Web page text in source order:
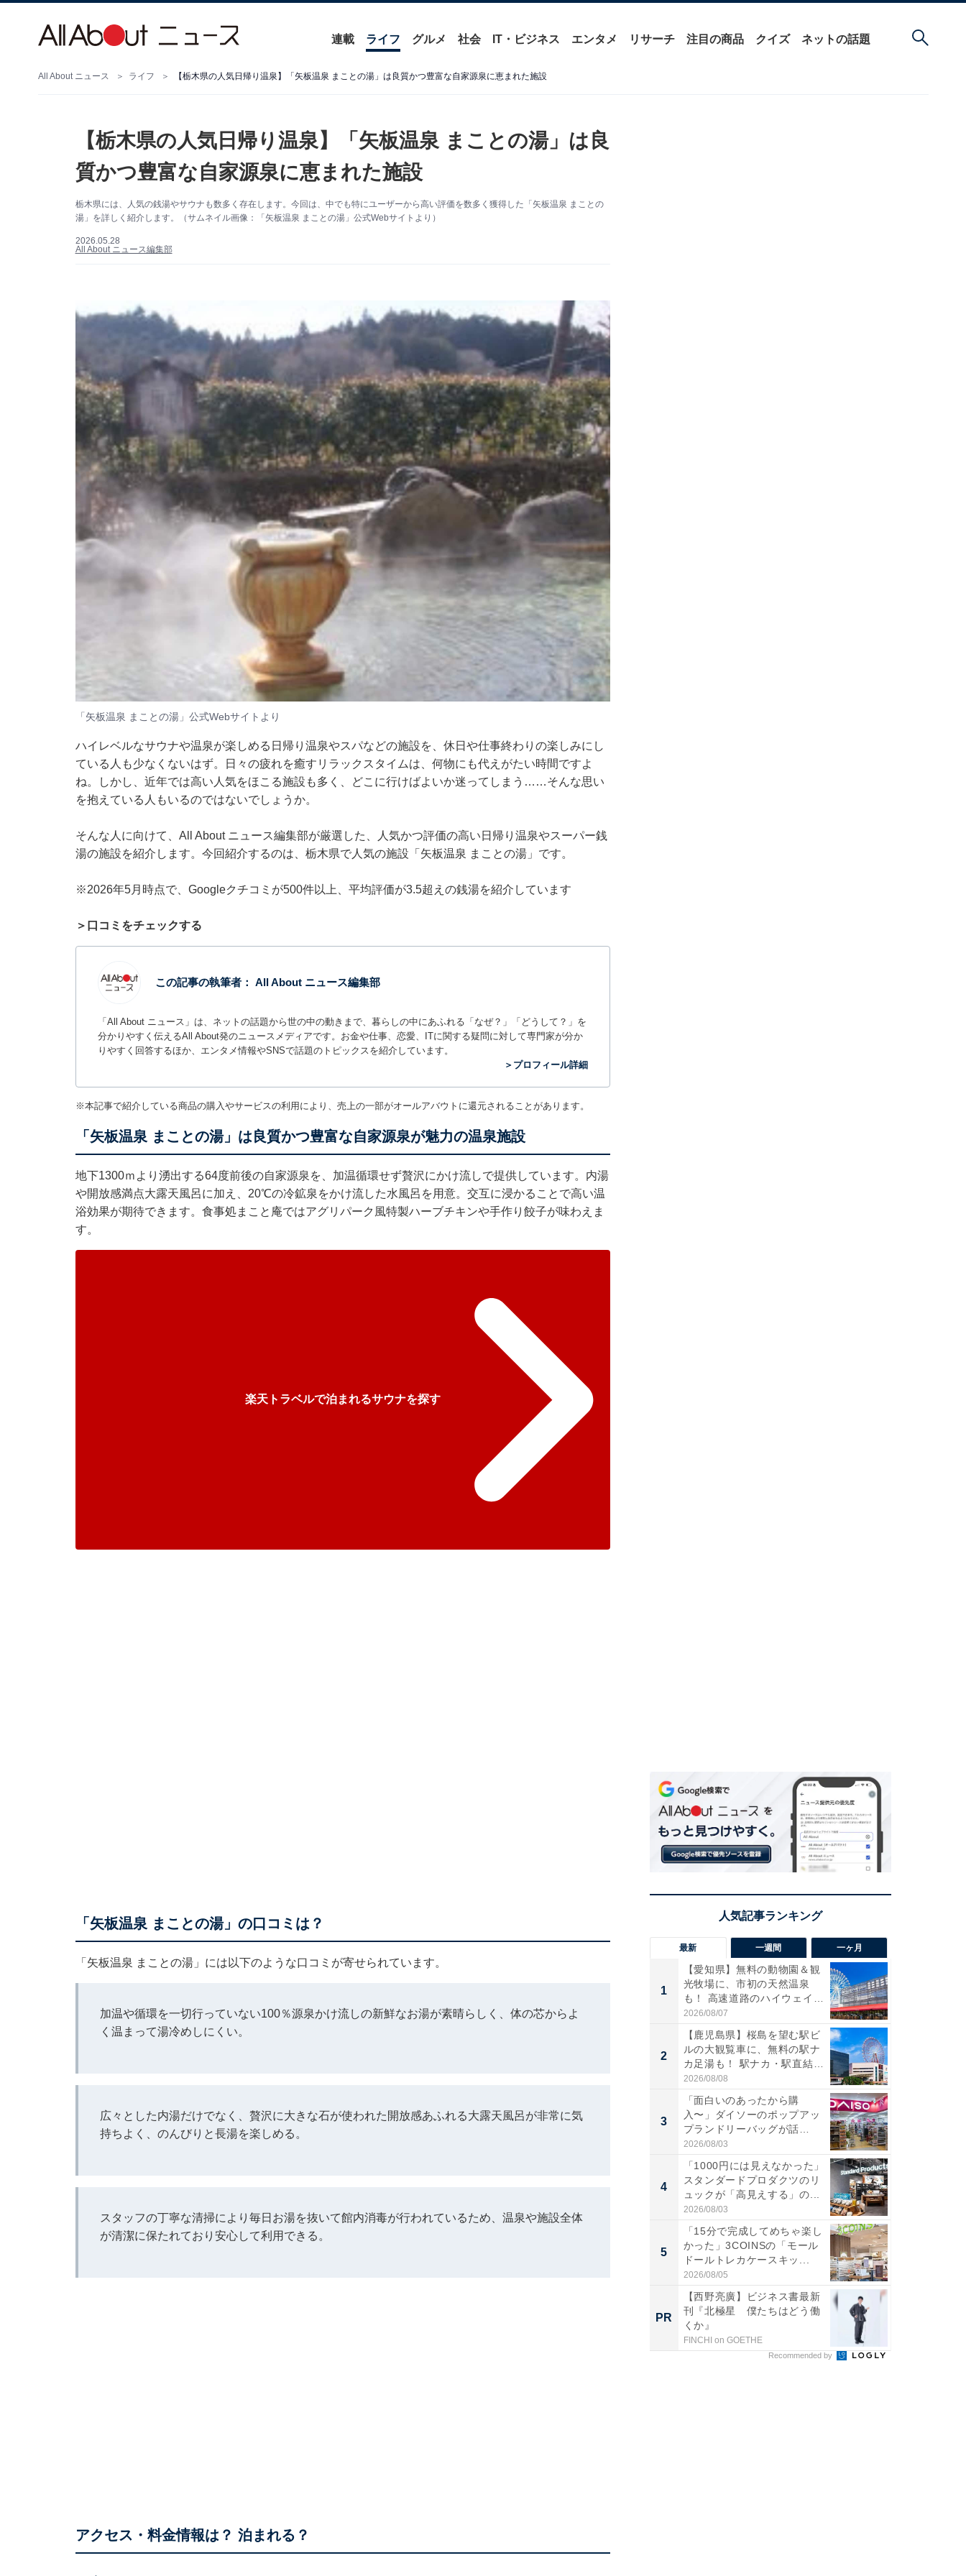
連載 ライフ グルメ 社会 IT・ビジネス エンタメ リサーチ 注目の商品 クイズ ネットの話題
All About ニュース ライフ 【栃木県の人気日帰り温泉】「矢板温泉 まことの湯」は良質かつ豊富な自家源泉に恵まれた施設
【栃木県の人気日帰り温泉】「矢板温泉 まことの湯」は良
質かつ豊富な自家源泉に恵まれた施設
栃木県には、人気の銭湯やサウナも数多く存在します。今回は、中でも特にユーザーから高い評価を数多く獲得した「矢板温泉 まことの
湯」を詳しく紹介します。（サムネイル画像：「矢板温泉 まことの湯」公式Webサイトより）
2026.05.28
All About ニュース編集部
「矢板温泉 まことの湯」公式Webサイトより
ハイレベルなサウナや温泉が楽しめる日帰り温泉やスパなどの施設を、休日や仕事終わりの楽しみにし
ている人も少なくないはず。日々の疲れを癒すリラックスタイムは、何物にも代えがたい時間ですよ
ね。しかし、近年では高い人気をほこる施設も多く、どこに行けばよいか迷ってしまう……そんな思い
を抱えている人もいるのではないでしょうか。
そんな人に向けて、All About ニュース編集部が厳選した、人気かつ評価の高い日帰り温泉やスーパー銭
湯の施設を紹介します。今回紹介するのは、栃木県で人気の施設「矢板温泉 まことの湯」です。
※2026年5月時点で、Googleクチコミが500件以上、平均評価が3.5超えの銭湯を紹介しています
＞口コミをチェックする
この記事の執筆者： All About ニュース編集部
「All About ニュース」は、ネットの話題から世の中の動きまで、暮らしの中にあふれる「なぜ？」「どうして？」を
分かりやすく伝えるAll About発のニュースメディアです。お金や仕事、恋愛、ITに関する疑問に対して専門家が分か
りやすく回答するほか、エンタメ情報やSNSで話題のトピックスを紹介しています。
＞プロフィール詳細
※本記事で紹介している商品の購入やサービスの利用により、売上の一部がオールアバウトに還元されることがあります。
「矢板温泉 まことの湯」は良質かつ豊富な自家源泉が魅力の温泉施設
地下1300ｍより湧出する64度前後の自家源泉を、加温循環せず贅沢にかけ流しで提供しています。内湯
や開放感満点大露天風呂に加え、20℃の冷鉱泉をかけ流した水風呂を用意。交互に浸かることで高い温
浴効果が期待できます。食事処まこと庵ではアグリパーク風特製ハーブチキンや手作り餃子が味わえま
す。
楽天トラベルで泊まれるサウナを探す
「矢板温泉 まことの湯」の口コミは？
「矢板温泉 まことの湯」には以下のような口コミが寄せられています。
加温や循環を一切行っていない100％源泉かけ流しの新鮮なお湯が素晴らしく、体の芯からよ
く温まって湯冷めしにくい。
広々とした内湯だけでなく、贅沢に大きな石が使われた開放感あふれる大露天風呂が非常に気
持ちよく、のんびりと長湯を楽しめる。
スタッフの丁寧な清掃により毎日お湯を抜いて館内消毒が行われているため、温泉や施設全体
が清潔に保たれており安心して利用できる。
アクセス・料金情報は？ 泊まれる？
最新 一週間 一ヶ月
1
【愛知県】無料の動物園＆観
光牧場に、市初の天然温泉
も！ 高速道路のハイウェイオ
ア...
2026/08/07
2
【鹿児島県】桜島を望む駅ビ
ルの大観覧車に、無料の駅ナ
カ足湯も！ 駅ナカ・駅直結
ス...
2026/08/08
3
「面白いのあったから購
入〜」ダイソーのポップアッ
プランドリーバッグが話
題。“さま...
2026/08/03
4
「1000円には見えなかった」
スタンダードプロダクツのリ
ュックが「高見えする」の...
2026/08/03
5
「15分で完成してめちゃ楽し
かった」3COINSの「モール
ドールトレカケースキッ...
2026/08/05
PR
【西野亮廣】ビジネス書最新
刊『北極星 僕たちはどう働
くか』
FINCHI on GOETHE
Recommended by